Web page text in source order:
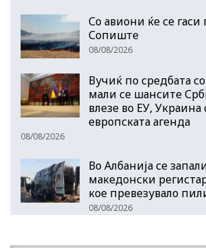
Со авиони ќе се
Сопиште
08/08/2026
Вучиќ по средбата
мали се шансите
влезе во ЕУ, Украина
европската агенда
08/08/2026
Во Албанија се
македонски
кое превезувало
08/08/2026